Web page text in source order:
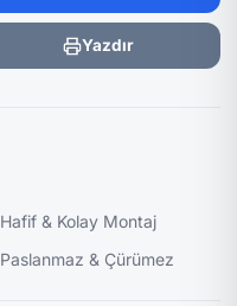
Yazdır
Hafif & Kolay Montaj
Paslanmaz & Çürümez